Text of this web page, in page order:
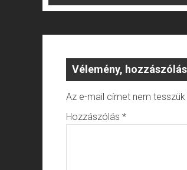
navigáció
Vélemény,
Az e-mail címet nem
Hozzászólás *